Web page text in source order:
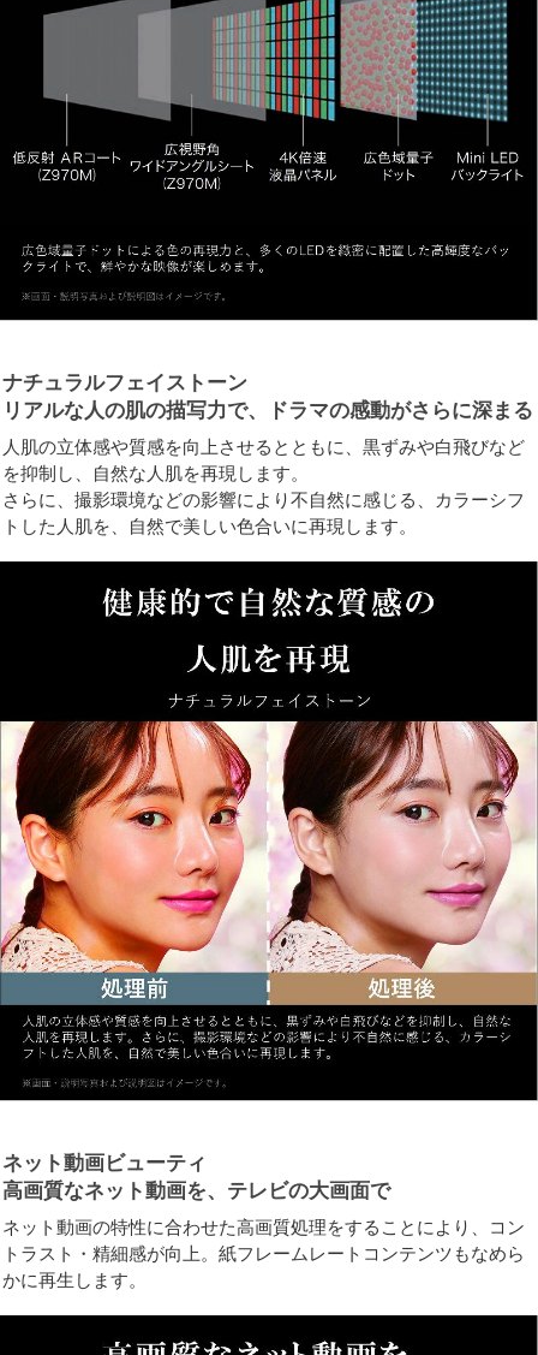
ナチュラルフェイストーン
リアルな人の肌の描写力で、ドラマの感動がさらに深まる
人肌の立体感や質感を向上させるとともに、黒ずみや白飛びなど
を抑制し、自然な人肌を再現します。
さらに、撮影環境などの影響により不自然に感じる、カラーシフ
トした人肌を、自然で美しい色合いに再現します。
ネット動画ビューティ
高画質なネット動画を、テレビの大画面で
ネット動画の特性に合わせた高画質処理をすることにより、コン
トラスト・精細感が向上。紙フレームレートコンテンツもなめら
かに再生します。